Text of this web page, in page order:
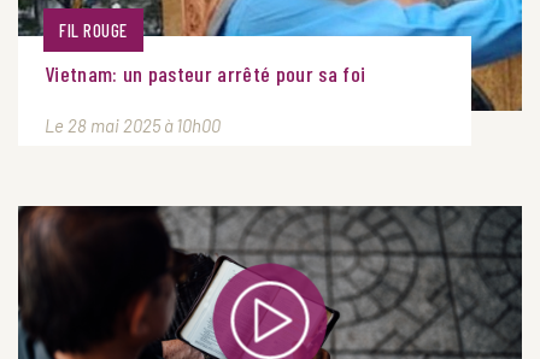
FIL ROUGE
Vietnam: un pasteur arrêté pour sa foi
Le 28 mai 2025 à 10h00